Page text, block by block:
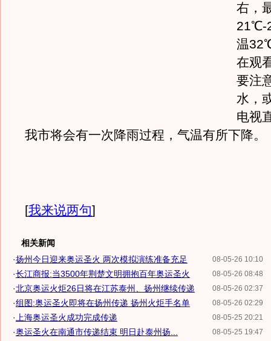
右，
21℃-
温
在观
要注
水，
电视
我市将会有一次降雨过程，气温有所下降。
[我来说两句]
相关新闻
08-05-26 10:10
·扬州今日迎来奥运圣火 两次模拟演练准备充足
08-05-26 08:48
·长江商报:当3500年荆楚文明拥抱百年奥运圣火
08-05-26 02:37
·北京奥运火炬26日将在江苏泰州、扬州继续传递
08-05-26 02:29
·组图:奥运圣火即将在扬州传递 扬州火炬手名单
08-05-25 20:21
· 上海奥运圣火成功完成传递
08-05-25 19:47
·奥运圣火在南通市传递结束 明日赴泰州扬...